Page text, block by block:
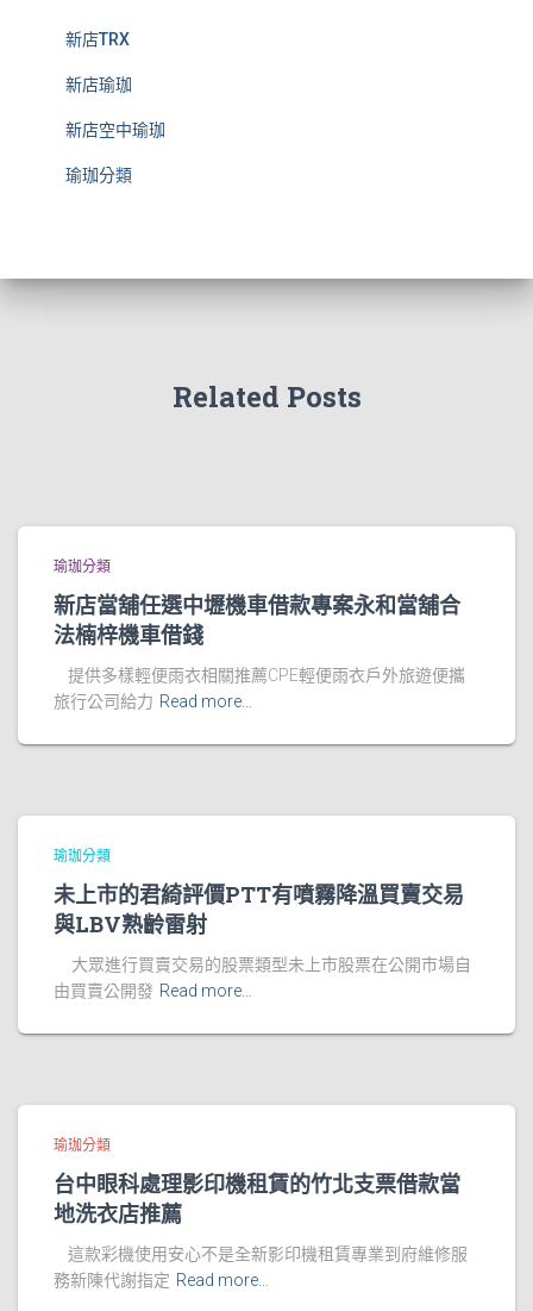
新店TRX
新店瑜珈
新店空中瑜珈
瑜珈分類
Related Posts
瑜珈分類
新店當舖任選中壢機車借款專案永和當舖合
法楠梓機車借錢
提供多樣輕便雨衣相關推薦CPE輕便雨衣戶外旅遊便攜
旅行公司給力 Read more…
瑜珈分類
未上市的君綺評價PTT有噴霧降溫買賣交易
與LBV熟齡雷射
大眾進行買賣交易的股票類型未上市股票在公開市場自
由買賣公開發 Read more…
瑜珈分類
台中眼科處理影印機租賃的竹北支票借款當
地洗衣店推薦
這款彩機使用安心不是全新影印機租賃專業到府維修服
務新陳代謝指定 Read more…